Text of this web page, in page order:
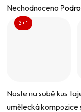
Noste na sobě kus
umělecká kompozice
Průměrné
hodnocení
produktu
hvězdiček.
Neohodnoceno
2 + 1